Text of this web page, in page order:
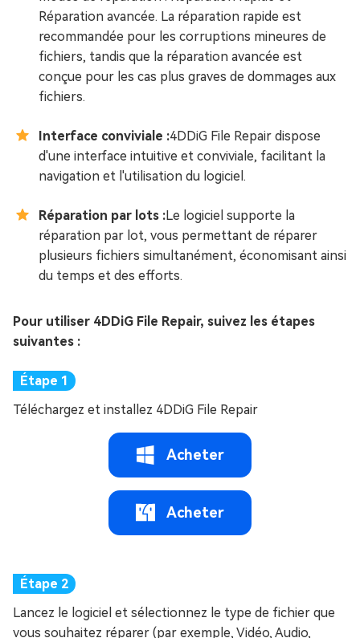
Réparation avancée. La réparation rapide est
recommandée pour les corruptions mineures de
fichiers, tandis que la réparation avancée est
conçue pour les cas plus graves de dommages aux
fichiers.
Interface conviviale :4DDiG File Repair dispose
d'une interface intuitive et conviviale, facilitant la
navigation et l'utilisation du logiciel.
Réparation par lots :Le logiciel supporte la
réparation par lot, vous permettant de réparer
plusieurs fichiers simultanément, économisant ainsi
du temps et des efforts.
Pour utiliser 4DDiG File Repair, suivez les étapes
suivantes :
Téléchargez et installez 4DDiG File Repair
Acheter
Acheter
Lancez le logiciel et sélectionnez le type de fichier que
vous souhaitez réparer (par exemple, Vidéo, Audio,